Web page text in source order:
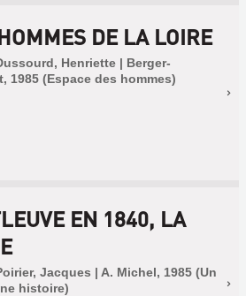
DE LA LOIRE
Henriette | Berger-
1985 (Espace des hommes)
EN 1840, LA
Jacques | A. Michel, 1985 (Un
histoire)